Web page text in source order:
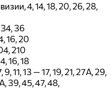
4, 14, 18, 20, 26, 28,
36
16, 20
210
16, 18
11, 13 — 17, 19, 21, 27А, 29,
39, 45, 47, 48,